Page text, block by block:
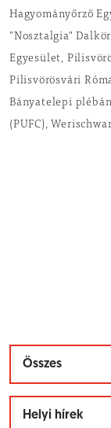
Hagyományőrző
"Nosztalgia"
Egyesület,
Pilisvörösvári
Bányatelepi
(PUFC),
Összes
Helyi hírek